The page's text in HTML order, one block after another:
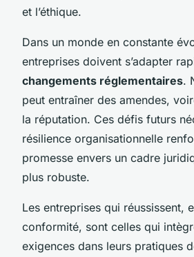
et l’éthique.
Dans un monde en constante
entreprises doivent s’adapter
changements réglementaires.
peut entraîner des amendes,
la réputation. Ces défis futurs
résilience organisationnelle
promesse envers un cadre
plus robuste.
Les entreprises qui réussissent,
conformité, sont celles qui
exigences dans leurs pratiques